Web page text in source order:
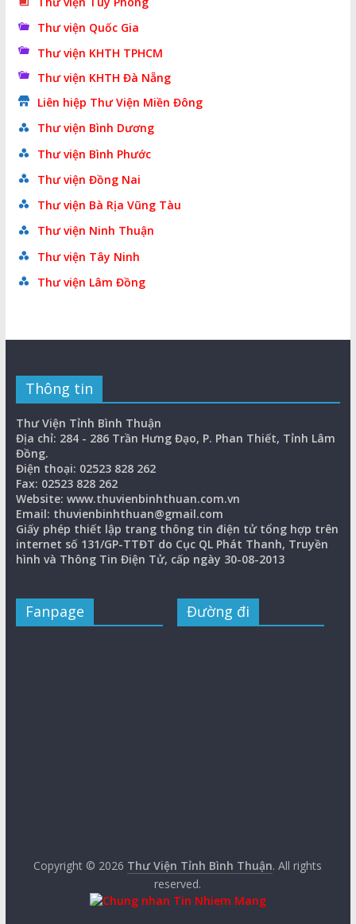
Thư viện Quốc Gia
Thư viện KHTH TPHCM
Thư viện KHTH Đà Nẵng
Liên hiệp Thư Viện Miền Đông
Thư viện Bình Dương
Thư viện Bình Phước
Thư viện Đồng Nai
Thư viện Bà Rịa Vũng Tàu
Thư viện Ninh Thuận
Thư viện Tây Ninh
Thư viện Lâm Đồng
Thông tin
Thư Viện Tỉnh Bình Thuận
Địa chỉ: 284 - 286 Trần Hưng Đạo, P. Phan Thiết, Tỉnh Lâm
Đồng.
Điện thoại: 02523 828 262
Fax: 02523 828 262
Website: www.thuvienbinhthuan.com.vn
Email: thuvienbinhthuan@gmail.com
Giấy phép thiết lập trang thông tin điện tử tổng hợp trên
internet số 131/GP-TTĐT do Cục QL Phát Thanh, Truyền
hình và Thông Tin Điện Tử, cấp ngày 30-08-2013
Fanpage Đường đi
Copyright © 2026 Thư Viện Tỉnh Bình Thuận. All rights
reserved.